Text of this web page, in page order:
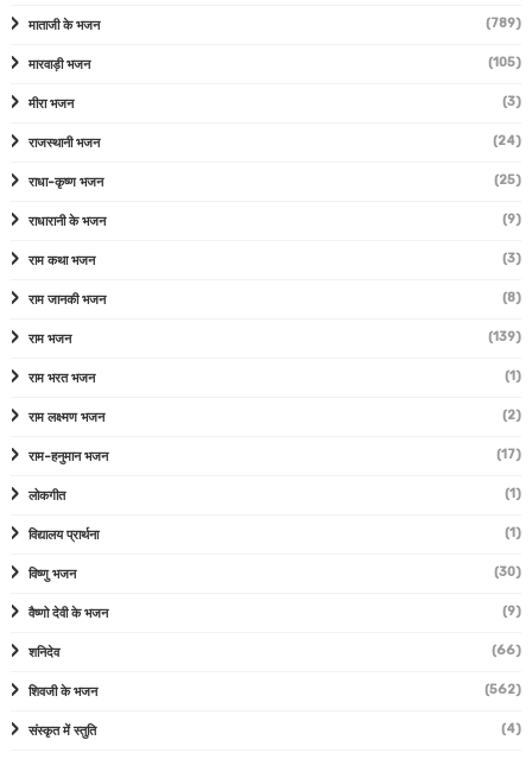
माताजी के भजन (789)
मारवाड़ी भजन (105)
मीरा भजन (3)
राजस्थानी भजन (24)
राधा-कृष्ण भजन (25)
राधारानी के भजन (9)
राम कथा भजन (3)
राम जानकी भजन (8)
राम भजन (139)
राम भरत भजन (1)
राम लक्ष्मण भजन (2)
राम-हनुमान भजन (17)
लोकगीत (1)
विद्यालय प्रार्थना (1)
विष्णु भजन (30)
वैष्णो देवी के भजन (9)
शनिदेव (66)
शिवजी के भजन (562)
संस्कृत में स्तुति (4)